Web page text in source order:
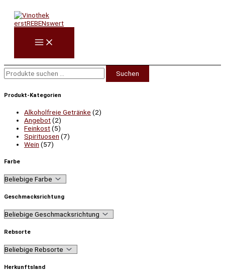
Inhalt
springen
nach:
Suchen
Produkt-Kategorien
Alkoholfreie Getränke (2)
Angebot(2)
Feinkost(5)
Spirituosen (7)
Wein (57)
Farbe
Geschmacksrichtung
Rebsorte
Herkunftsland